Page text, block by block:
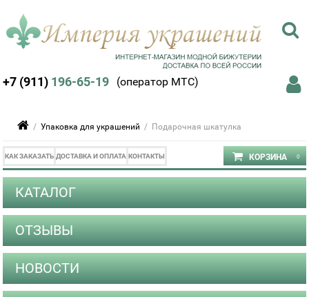
+7 (911) 196-65-19 (оператор МТС)
/Упаковка для украшений / Подарочная шкатулка
КАК ЗАКАЗАТЬ ДОСТАВКА И ОПЛАТА КОНТАКТЫ
КАТАЛОГ
ОТЗЫВЫ
НОВОСТИ